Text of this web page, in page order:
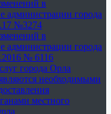
в
администрации города
№3274
в
администрации города
№ 6116
города Орла
необходимыми
местного